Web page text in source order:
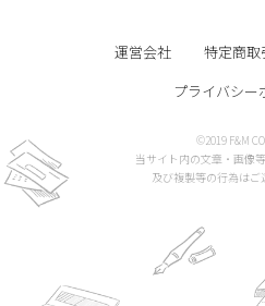
運営会社
特定商
プライバシー
©2019 F&M
当サイト内の文章・画像
及び複製等の行為はご